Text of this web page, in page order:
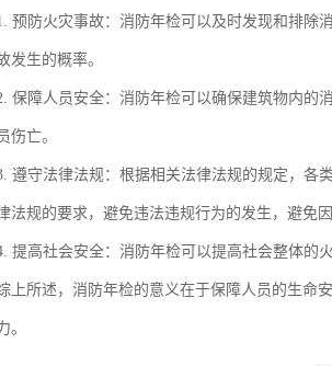
预防火灾事故：消防年检可以及时发现和排除
发生的概率。
保障人员安全：消防年检可以确保建筑物内的
伤亡。
遵守法律法规：根据相关法律法规的规定，各
法规的要求，避免违法违规行为的发生，避免因
提高社会安全：消防年检可以提高社会整体的
上所述，消防年检的意义在于保障人员的生命
。